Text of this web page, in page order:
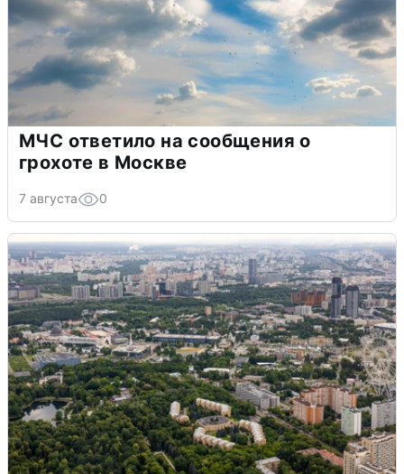
МЧС ответило на сообщения о
грохоте в Москве
7 августа 0